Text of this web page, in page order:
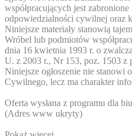
współpracujących jest
odpowiedzialności cywilnej oraz
Niniejsze materiały stanowią
Wróbel lub podmiotów
dnia 16 kwietnia 1993 r. o
U. z 2003 r., Nr 153, poz. 1503 z
Niniejsze ogłoszenie nie stanowi
Cywilnego, lecz ma charakter
Oferta wysłana z programu dla
(Adres www ukryty)